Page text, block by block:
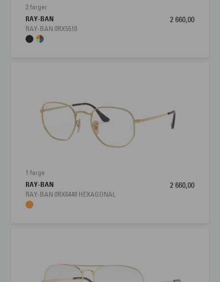
2 farger
RAY-BAN
RAY-BAN 0RX5510
2 660,00
1 farge
RAY-BAN
RAY-BAN 0RX6448 HEXAGONAL
2 660,00